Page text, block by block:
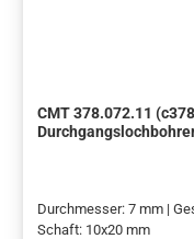
CMT 378.072.11
Durchmesser: 7 mm |
Schaft: 10x20 mm